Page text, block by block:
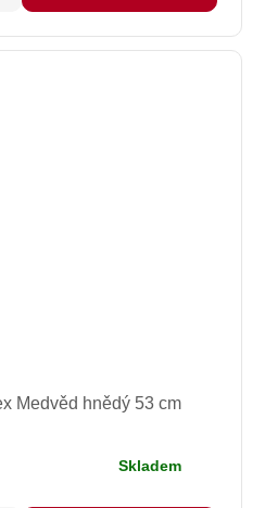
Medvěd hnědý 53 cm
Skladem